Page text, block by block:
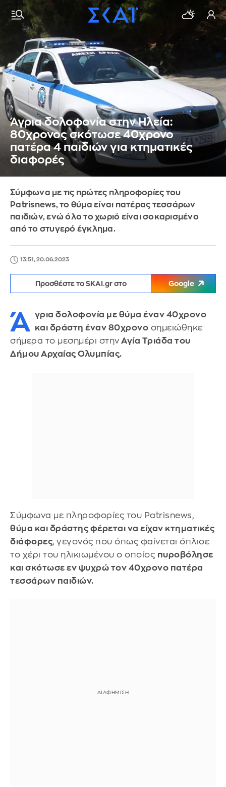
Άγρια δολοφονία στην Ηλεία:
80χρονος σκότωσε 40χρονο
πατέρα 4 παιδιών για κτηματικές
διαφορές
Σύμφωνα με τις πρώτες πληροφορίες του
Patrisnews, το θύμα είναι πατέρας τεσσάρων
παιδιών, ενώ όλο το χωριό είναι σοκαρισμένο
από το στυγερό έγκλημα.
13:51, 20.06.2023
Προσθέστε το SKAI.gr στο Google
Ά γρια δολοφονία με θύμα έναν 40χρονο
και δράστη έναν 80χρονο σημειώθηκε
σήμερα το μεσημέρι στην Αγία Τριάδα του
Δήμου Αρχαίας Ολυμπίας.
Σύμφωνα με πληροφορίες του Patrisnews,
θύμα και δράστης φέρεται να είχαν κτηματικές
διάφορες, γεγονός που όπως φαίνεται όπλισε
το χέρι του ηλικιωμένου ο οποίος πυροβόλησε
και σκότωσε εν ψυχρώ τον 40χρονο πατέρα
τεσσάρων παιδιών.